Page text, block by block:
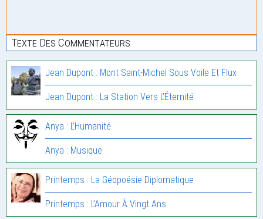
Texte Des Commentateurs
Jean Dupont : Mont Saint-Michel Sous Voile Et Flux
Jean Dupont : La Station Vers L’Éternité
Anya : L’Humanité
Anya : Musique
Printemps : La Géopoésie Diplomatique
Printemps : L’Amour À Vingt Ans